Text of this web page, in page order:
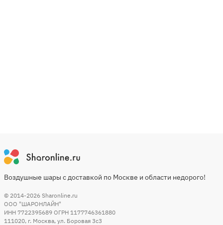
Воздушные шары с доставкой по Москве и области недорого!
© 2014-2026 Sharonline.ru
ООО "ШАРОНЛАЙН"
ИНН 7722395689 ОГРН 1177746361880
111020, г. Москва, ул. Боровая 3c3